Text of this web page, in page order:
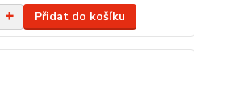
Přidat do košíku